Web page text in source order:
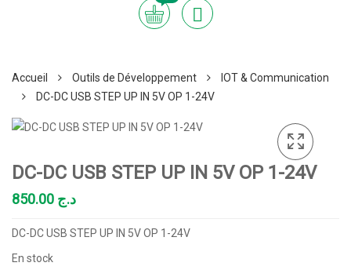
Accueil Outils de Développement
IOT & Communication
DC-DC USB STEP UP IN 5V OP 1-24V
DC-DC USB STEP UP IN 5V OP 1-24V
د.ج
DC-DC USB STEP UP IN 5V OP 1-24V
En stock